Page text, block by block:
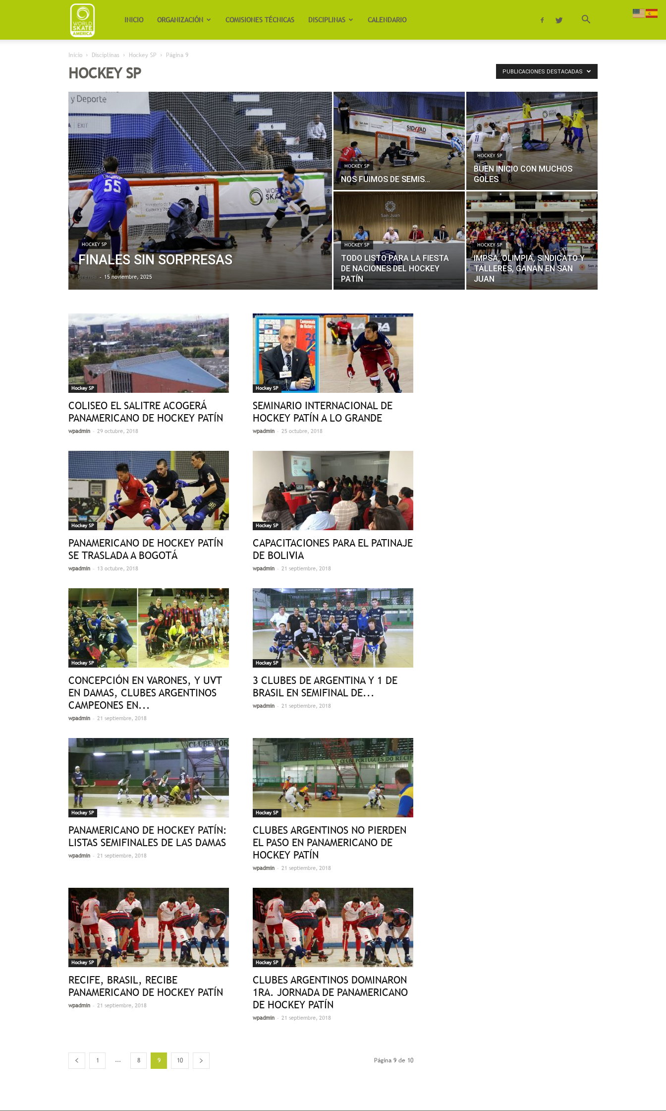
Worldskate
America
INICIO ORGANIZACIÓN COMISIONES TÉCNICAS DISCIPLINAS CALENDARIO
Inicio Disciplinas Hockey SP Página 9
HOCKEY SP PUBLICACIONES DESTACADAS
HOCKEY SP
FINALES SIN SORPRESAS
prensa - 15 noviembre, 2025
HOCKEY SP
NOS FUIMOS DE SEMIS…
HOCKEY SP
BUEN INICIO CON MUCHOS
GOLES
HOCKEY SP
TODO LISTO PARA LA FIESTA
DE NACIONES DEL HOCKEY
PATÍN
HOCKEY SP
IMPSA, OLIMPIA, SINDICATO Y
TALLERES, GANAN EN SAN
JUAN
Hockey SP
COLISEO EL SALITRE ACOGERÁ
PANAMERICANO DE HOCKEY PATÍN
wpadmin - 29 octubre, 2018
Hockey SP
SEMINARIO INTERNACIONAL DE
HOCKEY PATÍN A LO GRANDE
wpadmin - 25 octubre, 2018
Hockey SP
PANAMERICANO DE HOCKEY PATÍN
SE TRASLADA A BOGOTÁ
wpadmin - 13 octubre, 2018
Hockey SP
CAPACITACIONES PARA EL PATINAJE
DE BOLIVIA
wpadmin - 21 septiembre, 2018
Hockey SP
CONCEPCIÓN EN VARONES, Y UVT
EN DAMAS, CLUBES ARGENTINOS
CAMPEONES EN...
wpadmin - 21 septiembre, 2018
Hockey SP
3 CLUBES DE ARGENTINA Y 1 DE
BRASIL EN SEMIFINAL DE...
wpadmin - 21 septiembre, 2018
Hockey SP
PANAMERICANO DE HOCKEY PATÍN:
LISTAS SEMIFINALES DE LAS DAMAS
wpadmin - 21 septiembre, 2018
Hockey SP
CLUBES ARGENTINOS NO PIERDEN
EL PASO EN PANAMERICANO DE
HOCKEY PATÍN
wpadmin - 21 septiembre, 2018
Hockey SP
RECIFE, BRASIL, RECIBE
PANAMERICANO DE HOCKEY PATÍN
wpadmin - 21 septiembre, 2018
Hockey SP
CLUBES ARGENTINOS DOMINARON
1RA. JORNADA DE PANAMERICANO
DE HOCKEY PATÍN
wpadmin - 21 septiembre, 2018
1 ... 8 9 10 Página 9 de 10